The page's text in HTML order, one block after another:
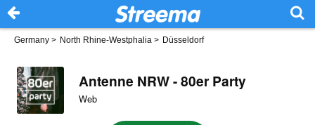
Germany > North Rhine-Westphalia > Düsseldorf
Antenne NRW - 80er Party
Web